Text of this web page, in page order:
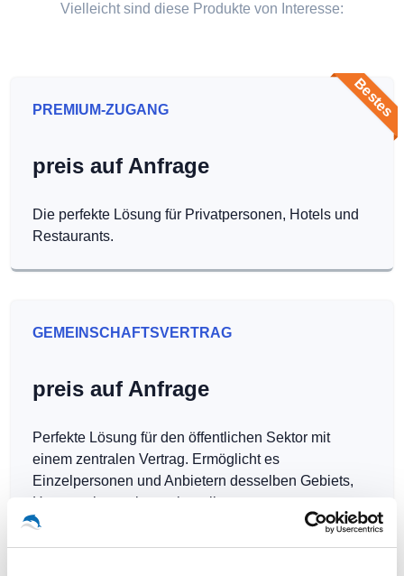
Vielleicht sind diese Produkte von Interesse:
Bestes
PREMIUM-ZUGANG
preis auf Anfrage
Die perfekte Lösung für Privatpersonen, Hotels und
Restaurants.
GEMEINSCHAFTSVERTRAG
preis auf Anfrage
Perfekte Lösung für den öffentlichen Sektor mit
einem zentralen Vertrag. Ermöglicht es
Einzelpersonen und Anbietern desselben Gebiets,
Hotspots kostenlos zu betreiben.